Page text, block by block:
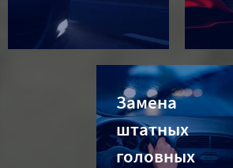
Замена
штатных
головных